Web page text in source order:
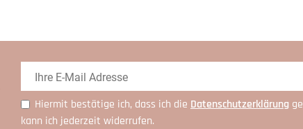
Hiermit bestätige ich, dass ich die Daten­schutz­erklärung
kann ich jederzeit widerrufen.